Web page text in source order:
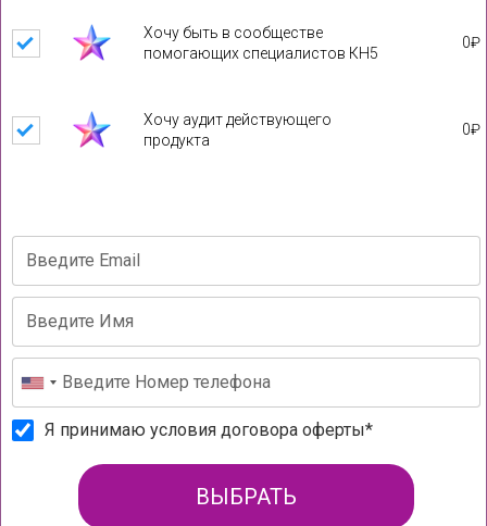
Хочу быть в сообществе
помогающих специалистов КН5
0₽
Хочу аудит действующего
продукта
0₽
Я принимаю условия договора оферты*
ВЫБРАТЬ